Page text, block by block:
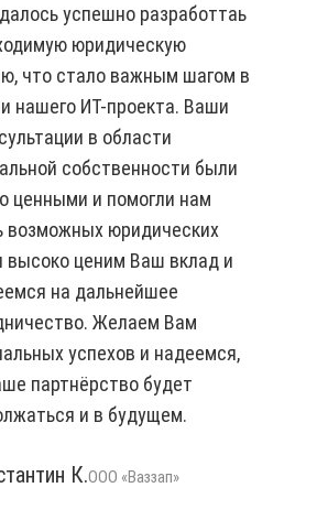
успешно разработтаь
юридическую
что стало важным шагом в
нашего ИТ-проекта. Ваши
в области
собственности были
ценными и помогли нам
возможных юридических
высоко ценим Ваш вклад и
на дальнейшее
Желаем Вам
успехов и надеемся,
партнёрство будет
и в будущем.
К.ООО «Ваззап»